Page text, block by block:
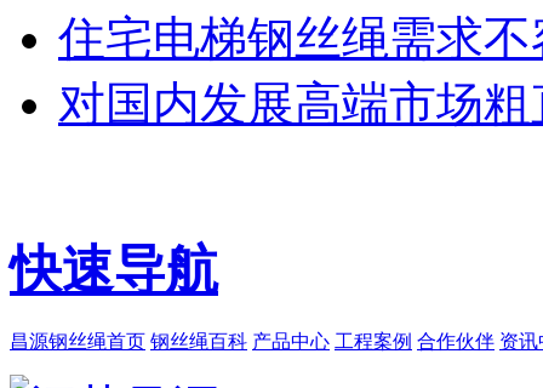
住宅电梯钢丝绳需求
对国内发展高端市场
快速导航
昌源钢丝绳首页 钢丝绳百科 产品中心 工程案例 合作伙伴 资讯